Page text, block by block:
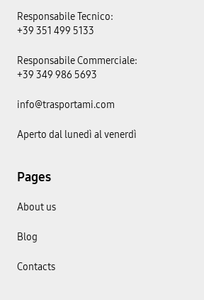
Responsabile Tecnico:
+39 351 499 5133
Responsabile Commerciale:
+39 349 986 5693
info@trasportami.com
Aperto dal lunedì al venerdì
Pages
About us
Blog
Contacts